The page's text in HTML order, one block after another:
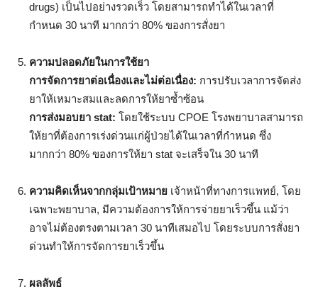
drugs) เป็นไปอย่างรวดเร็ว โดยสามารถทำได้ในเวลาที่
กำหนด 30 นาที มากกว่า 80% ของการสั่งยา
ความปลอดภัยในการใช้ยา
การจัดการยาต่อเนื่องและไม่ต่อเนื่อง: การปรับเวลาการจัดส่ง
ยาให้เหมาะสมและลดการให้ยาซ้ำซ้อน
การส่งมอบยา stat: โดยใช้ระบบ CPOE โรงพยาบาลสามารถ
ให้ยาที่ต้องการเร่งด่วนแก่ผู้ป่วยได้ในเวลาที่กำหนด ซึ่ง
มากกว่า 80% ของการให้ยา stat จะเสร็จใน 30 นาที
ความคิดเห็นจากกลุ่มเป้าหมาย เจ้าหน้าที่ทางการแพทย์, โดย
เฉพาะพยาบาล, มีความต้องการให้การจ่ายยาเร็วขึ้น แม้ว่า
อาจไม่ต้องตรงตามเวลา 30 นาทีเสมอไป โดยระบบการสั่งยา
ด่วนทำให้การจัดการยาเร็วขึ้น
ผลลัพธ์